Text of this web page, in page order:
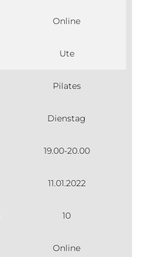
Online
Ute
Pilates
Dienstag
19.00-20.00
11.01.2022
10
Online